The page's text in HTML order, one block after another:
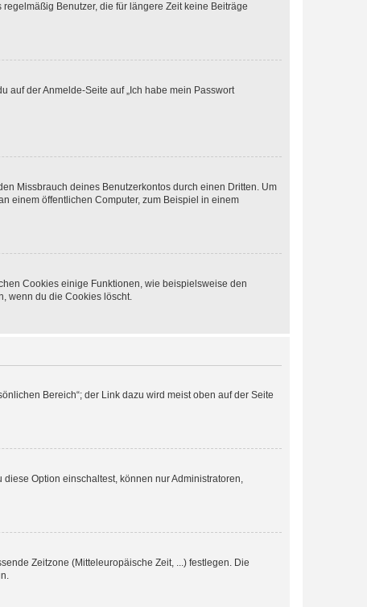
Benutzer, die für längere Zeit keine Beiträge
auf der Anmelde-Seite auf „Ich habe mein Passwort
Missbrauch deines Benutzerkontos durch einen Dritten. Um
einem öffentlichen Computer, zum Beispiel in einem
Cookies einige Funktionen, wie beispielsweise den
wenn du die Cookies löscht.
Bereich“; der Link dazu wird meist oben auf der Seite
Option einschaltest, können nur Administratoren,
Zeitzone (Mitteleuropäische Zeit, ...) festlegen. Die